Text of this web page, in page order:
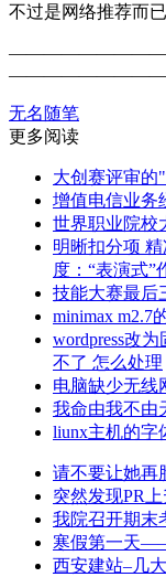
不过是网络推荐而已
无名随笔
更多阅读
大创赛评审的
增值电信业务
世界职业院校
明晰扣分项
度：“表演式”
技能大赛最后
minimax m2.7
wordpress改
不了 怎么处理
电脑缺少无线
我命由我不由
liunx主机的字
请不要让她
突然发现PR上
我院召开期末
寒假第一天
西安建站–几